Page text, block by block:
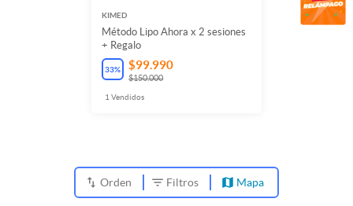
KIMED
Método Lipo Ahora x 2 sesiones
+ Regalo
33% $99.990
$150.000
1Vendidos
Orden Filtros Mapa